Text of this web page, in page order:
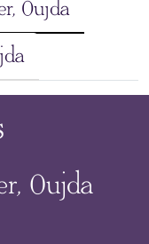
Oujda
Oujda